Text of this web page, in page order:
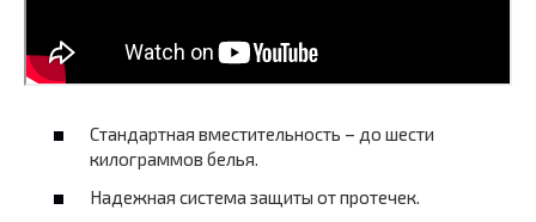
Стандартная вместительность – до шести
килограммов белья.
Надежная система защиты от протечек.